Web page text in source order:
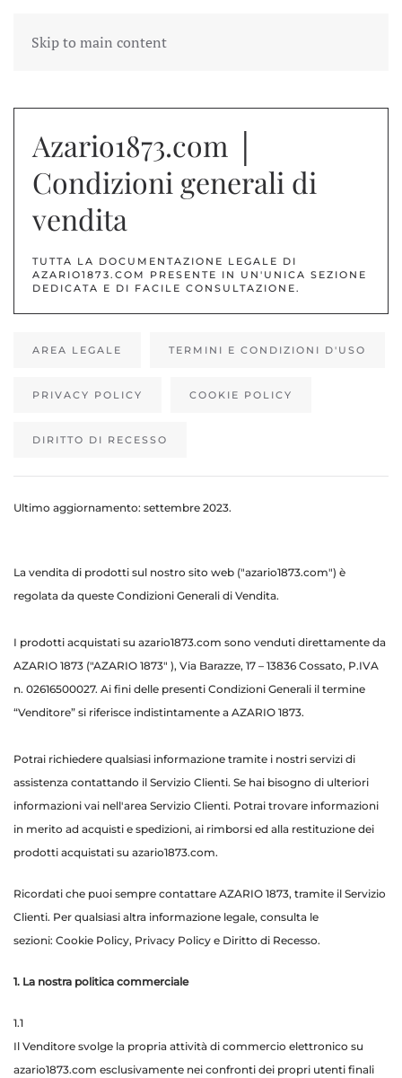
Skip to main content
Azario1873.com │
Condizioni generali di
vendita
TUTTA LA DOCUMENTAZIONE LEGALE DI
AZARIO1873.COM PRESENTE IN UN'UNICA SEZIONE
DEDICATA E DI FACILE CONSULTAZIONE.
AREA LEGALE TERMINI E CONDIZIONI D'USO
PRIVACY POLICY COOKIE POLICY
DIRITTO DI RECESSO
Ultimo aggiornamento: settembre 2023.
La vendita di prodotti sul nostro sito web ("azario1873.com") è
regolata da queste Condizioni Generali di Vendita.
I prodotti acquistati su azario1873.com sono venduti direttamente da
AZARIO 1873 ("AZARIO 1873" ), Via Barazze, 17 – 13836 Cossato, P.IVA
n. 02616500027. Ai fini delle presenti Condizioni Generali il termine
“Venditore” si riferisce indistintamente a AZARIO 1873.
Potrai richiedere qualsiasi informazione tramite i nostri servizi di
assistenza contattando il Servizio Clienti. Se hai bisogno di ulteriori
informazioni vai nell'area Servizio Clienti. Potrai trovare informazioni
in merito ad acquisti e spedizioni, ai rimborsi ed alla restituzione dei
prodotti acquistati su azario1873.com.
Ricordati che puoi sempre contattare AZARIO 1873, tramite il Servizio
Clienti. Per qualsiasi altra informazione legale, consulta le
sezioni: Cookie Policy, Privacy Policy e Diritto di Recesso.
1. La nostra politica commerciale
1.1
Il Venditore svolge la propria attività di commercio elettronico su
azario1873.com esclusivamente nei confronti dei propri utenti finali